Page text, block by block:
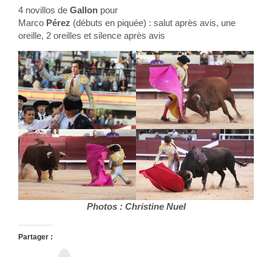
4 novillos de Gallon pour
Marco Pérez (débuts en piquée) : salut après avis, une
oreille, 2 oreilles et silence après avis
Photos : Christine Nuel
Partager :